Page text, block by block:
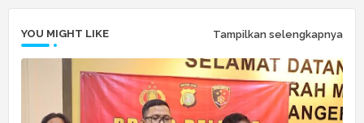
YOU MIGHT LIKE Tampilkan selengkapnya